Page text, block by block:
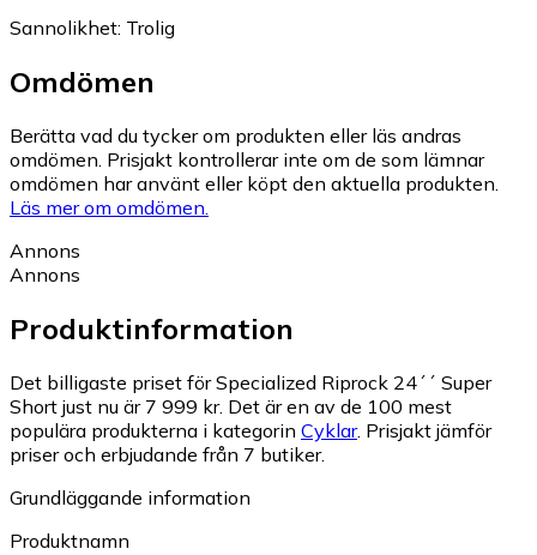
Sannolikhet: Trolig
Omdömen
Berätta vad du tycker om produkten eller läs andras
omdömen. Prisjakt kontrollerar inte om de som lämnar
omdömen har använt eller köpt den aktuella produkten.
Läs mer om omdömen.
Annons
Annons
Produktinformation
Det billigaste priset för Specialized Riprock 24´´ Super
Short just nu är 7 999 kr. Det är en av de 100 mest
populära produkterna i kategorin Cyklar. Prisjakt jämför
priser och erbjudande från 7 butiker.
Grundläggande information
Produktnamn